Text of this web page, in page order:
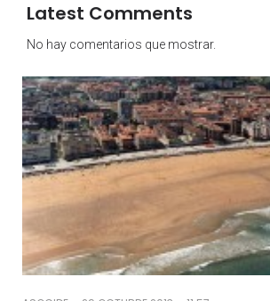
Latest Comments
No hay comentarios que mostrar.